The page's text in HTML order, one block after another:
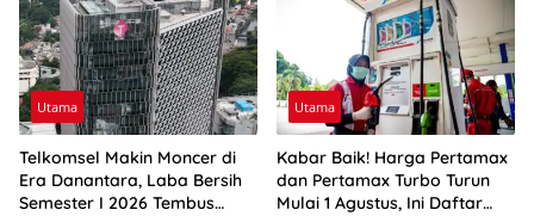
Utama
Telkomsel Makin Moncer di
Era Danantara, Laba Bersih
Semester I 2026 Tembus
Utama
Kabar Baik! Harga Pertamax
dan Pertamax Turbo Turun
Mulai 1 Agustus, Ini Daftar